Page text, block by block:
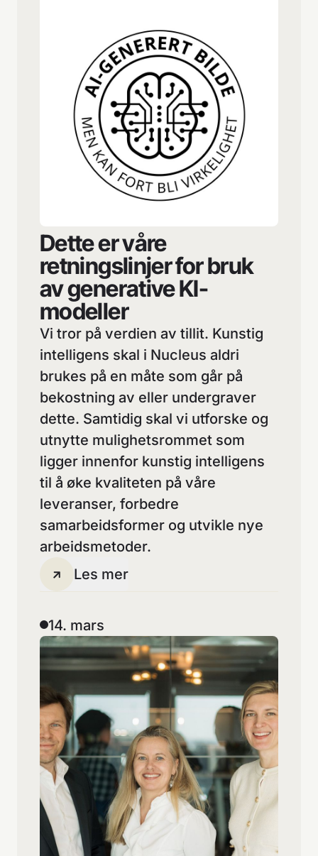
Dette er våre
retningslinjer for bruk
av generative KI-
modeller
Vi tror på verdien av tillit. Kunstig
intelligens skal i Nucleus aldri
brukes på en måte som går på
bekostning av eller undergraver
dette. Samtidig skal vi utforske og
utnytte mulighetsrommet som
ligger innenfor kunstig intelligens
til å øke kvaliteten på våre
leveranser, forbedre
samarbeidsformer og utvikle nye
arbeidsmetoder.
Les mer
14. mars